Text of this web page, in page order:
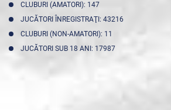
CLUBURI (AMATORI): 147
JUCĂTORI ÎNREGISTRAŢI: 43216
CLUBURI (NON-AMATORI): 11
JUCĂTORI SUB 18 ANI: 17987